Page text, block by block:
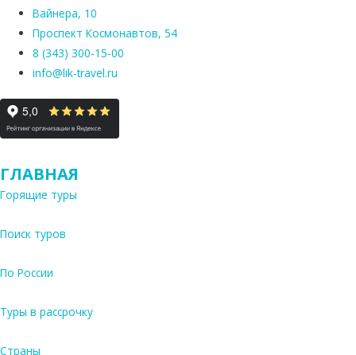
Вайнера, 10
Проспект Космонавтов, 54
8 (343) 300-15-00
info@lik-travel.ru
ГЛАВНАЯ
Горящие туры
Поиск туров
По России
Туры в рассрочку
Страны